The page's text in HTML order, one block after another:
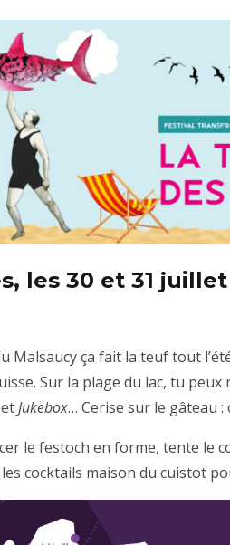
les 30 et 31
Malsaucy ça fait la teuf tout
Sur la plage du lac, tu
Jukebox… Cerise sur le gâteau :
le festoch en forme, tente le
cocktails maison du cuistot